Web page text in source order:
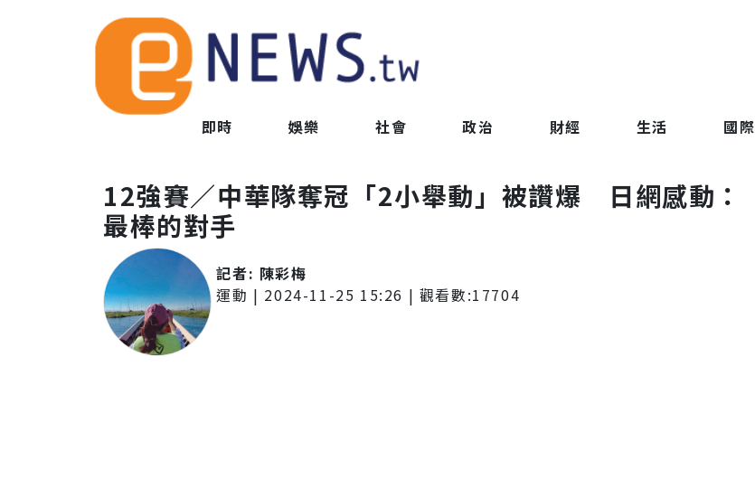
即時 娛樂 社會 政治 財經 生活 國際
12強賽／中華隊奪冠「2小舉動」被讚爆 日網感動：
最棒的對手
記者: 陳彩梅
運動 | 2024-11-25 15:26 | 觀看數:17704